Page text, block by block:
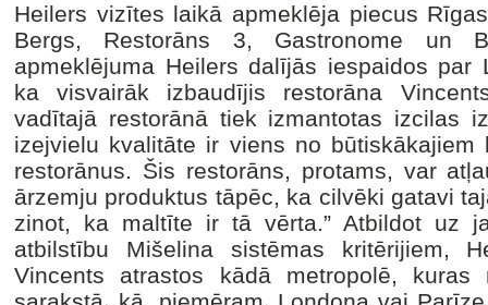
Heilers vizītes laikā apmeklēja piecus
Bergs, Restorāns 3, Gastronome un
apmeklējuma Heilers dalījās iespaidos par
ka visvairāk izbaudījis restorāna
vadītajā restorānā tiek izmantotas izcilas
izejvielu kvalitāte ir viens no
restorānus. Šis restorāns, protams, var
ārzemju produktus tāpēc, ka cilvēki gatavi
zinot, ka maltīte ir tā vērta.” Atbildot uz
atbilstību Mišelina sistēmas kritērijiem,
Vincents atrastos kādā metropolē,